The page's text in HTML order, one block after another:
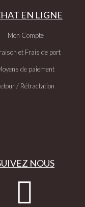
EN LIGNE
Mon Compte
et Frais de port
de paiement
/ Rétractation
NOUS